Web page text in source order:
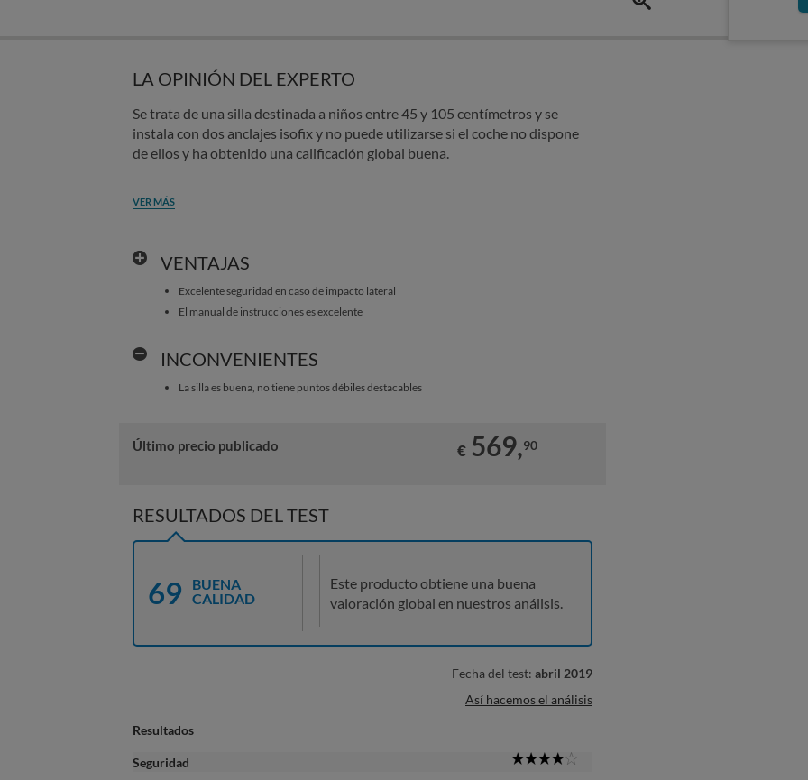
LA OPINIÓN DEL EXPERTO
Se trata de una silla destinada a niños entre 45 y 105 centímetros y se
instala con dos anclajes isofix y no puede utilizarse si el coche no dispone
de ellos y ha obtenido una calificación global buena.
VER MÁS
VENTAJAS
Excelente seguridad en caso de impacto lateral
El manual de instrucciones es excelente
INCONVENIENTES
La silla es buena, no tiene puntos débiles destacables
Último precio publicado € 569,90
RESULTADOS DEL TEST
69
BUENA
CALIDAD
Este producto obtiene una buena
valoración global en nuestros análisis.
Fecha del test: abril 2019
Así hacemos el análisis
Resultados
Seguridad